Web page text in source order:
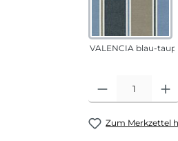
VALENCIA blau-taupe
Produkt Anzahl:
Zum Merkzettel